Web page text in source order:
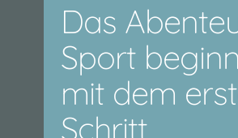
Das
Sport
mit dem
Schritt